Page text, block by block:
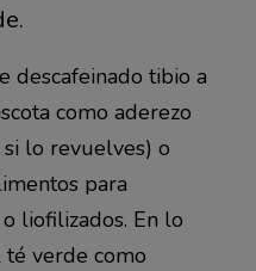
descafeinado tibio a
como aderezo
lo revuelves) o
para
liofilizados. En lo
verde como